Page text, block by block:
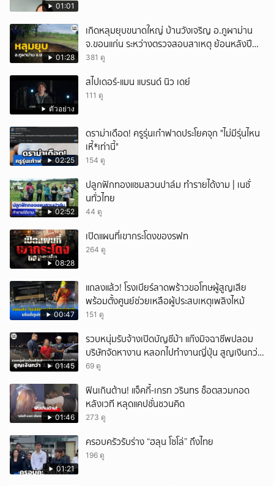
01:01
01:28
เกิดหลุมยุบขนาดใหญ่ บ้านวังเจริญ อ.ภูผาม่าน
จ.ขอนแก่น ระหว่างตรวจสอบสาเหตุ ย้อนหลังปี
2568 พบเคยพบหลุมยุบมาแล้วครั้งหนึ่ง
381 ดู
ตัวอย่าง
สไปเดอร์-แมน แบรนด์ นิว เดย์
111 ดู
02:25
ดราม่าเดือด! ครูรุ่นเก๋าฟาดประโยคจุก "ไม่มีรุ่นไหน
เหี้*เท่านี้"
154 ดู
02:52
ปลูกฟักทองแซมสวนปาล์ม ทำรายได้งาม | เนชั่
นทั่วไทย
44 ดู
08:28
เปิดแผนที่เขากระโดงของรฟท
264 ดู
00:47
แถลงแล้ว! โรงเบียร์ลาดพร้าวขอโทษผู้สูญเสีย
พร้อมตั้งศูนย์ช่วยเหลือผู้ประสบเหตุเพลิงไหม้
151 ดู
01:45
รวบหนุ่มรับจ้างเปิดบัญชีม้า แก๊งมิจฉาชีพปลอม
บริษัทจัดหางาน หลอกไปทำงานญี่ปุ่น สูญเงินกว่า
2.96 แสนบาท
69 ดู
01:46
ฟินเกินต้าน! แจ็คกี้-เกรท วรินทร ช็อตสวมกอด
หลังเวที หลุดแคปชั่นชวนคิด
273 ดู
01:21
ครอบครัวรับร่าง “ฮลุน โซโล่” ถึงไทย
196 ดู